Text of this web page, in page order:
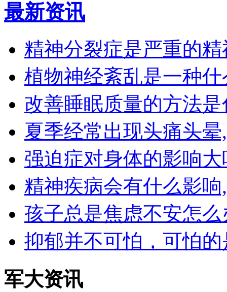
最新资讯
精神分裂症是严重的
植物神经紊乱是一种
改善睡眠质量的方法
夏季经常出现头痛头
强迫症对身体的影响
精神疾病会有什么影
孩子总是焦虑不安怎
抑郁并不可怕，可怕
军大资讯